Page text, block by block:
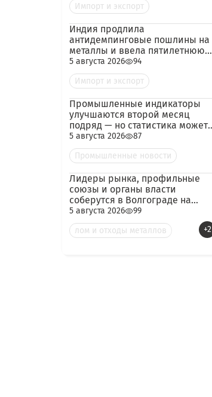
Импорт и экспорт
Индия продлила
антидемпинговые пошлины на
металлы и ввела пятилетнюю
пошлину на импорт кокса из
России
5 августа 2026
94
Импорт и экспорт
Промышленные индикаторы
улучшаются второй месяц
подряд — но статистика может
скрывать логистический
кризис
5 августа 2026
87
Промышленные новости
Лидеры рынка, профильные
союзы и органы власти
соберутся в Волгограде на
конференцию по металлолому
и металлургии
5 августа 2026
99
лом и отходы металлов
+2